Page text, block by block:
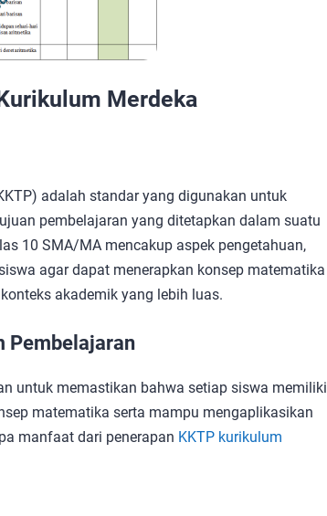
Merdeka
adalah standar yang digunakan untuk
pembelajaran yang ditetapkan dalam suatu
10 SMA/MA mencakup aspek pengetahuan,
agar dapat menerapkan konsep matematika
akademik yang lebih luas.
Pembelajaran
untuk memastikan bahwa setiap siswa memiliki
matematika serta mampu mengaplikasikan
manfaat dari penerapan KKTP kurikulum